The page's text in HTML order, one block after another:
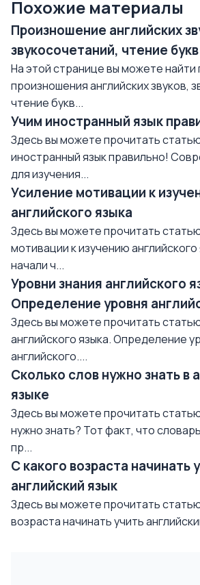
Похожие материалы
Произношение английских
звукосочетаний, чтение
На этой странице вы можете найти
произношения английских звуков,
чтение букв...
Учим иностранный язык
Здесь вы можете прочитать
иностранный язык правильно!
для изучения...
Усиление мотивации к
английского языка
Здесь вы можете прочитать
мотивации к изучению английского
начали ч...
Уровни знания английского
Определение уровня
Здесь вы можете прочитать
английского языка. Определение
английского....
Сколько слов нужно знать в
языке
Здесь вы можете прочитать
нужно знать? Тот факт, что
пр...
С какого возраста начинать
английский язык
Здесь вы можете прочитать
возраста начинать учить